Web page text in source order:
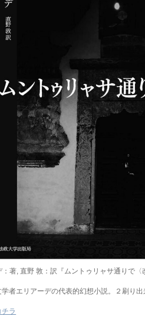
著, 直野 敦：訳『ムントゥリャサ通りで〈
者エリアーデの代表的幻想小説。２刷り出
ラ